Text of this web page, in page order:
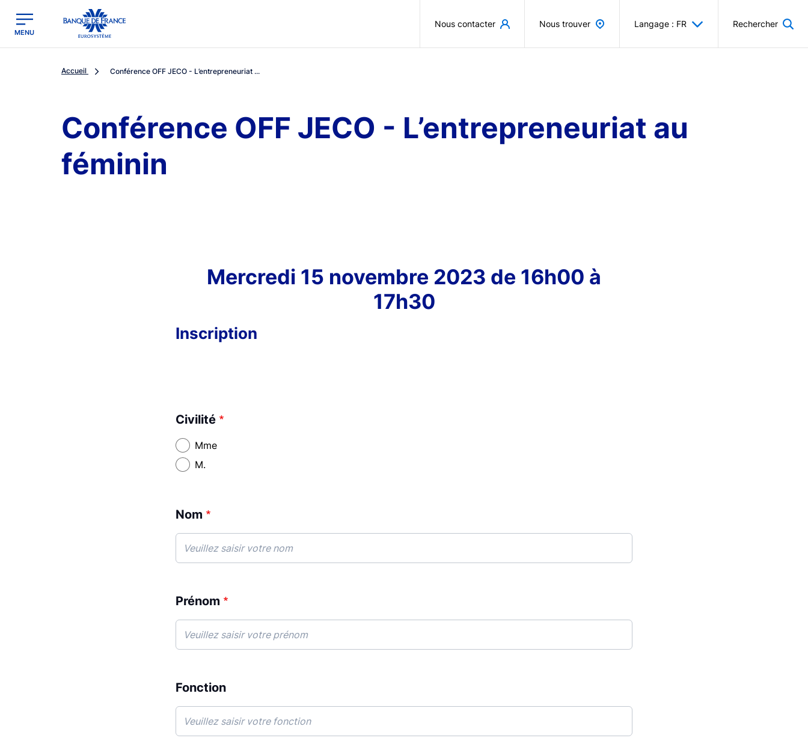
Banque de France - Menu Principal
MENU
Nous contacter Nous trouver Langage : FR Rechercher
Accueil Conférence OFF JECO - L’entrepreneuriat ...
Conférence OFF JECO - L’entrepreneuriat au
féminin
Mercredi 15 novembre 2023 de 16h00 à
17h30
Inscription
Civilité
Mme
M.
Nom
Prénom
Fonction